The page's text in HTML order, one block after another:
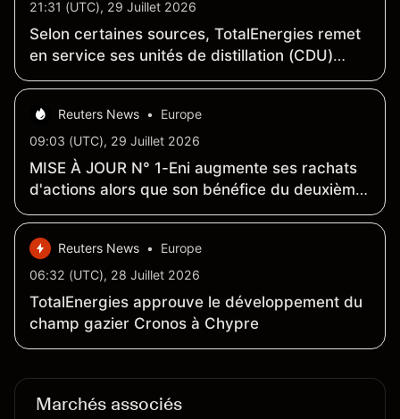
21:31 (UTC), 29 Juillet 2026
Selon certaines sources, TotalEnergies remet
en service ses unités de distillation (CDU)
après des travaux de réparation dans sa
Reuters News •
Europe
09:03 (UTC), 29 Juillet 2026
MISE À JOUR N° 1-Eni augmente ses rachats
d'actions alors que son bénéfice du deuxième
trimestre atteint son plus haut niveau depuis
Reuters News •
Europe
06:32 (UTC), 28 Juillet 2026
TotalEnergies approuve le développement du
champ gazier Cronos à Chypre
Marchés associés